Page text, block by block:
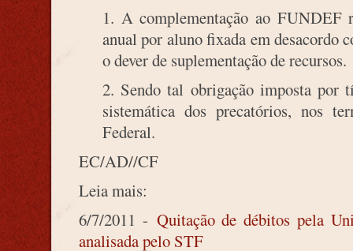
1. A complementação ao
anual por aluno fixada em desacordo
o dever de suplementação de recursos.
2. Sendo tal obrigação imposta por
sistemática dos precatórios, nos
Federal.
EC/AD//CF
Leia mais:
6/7/2011 - Quitação de débitos pela
analisada pelo STF